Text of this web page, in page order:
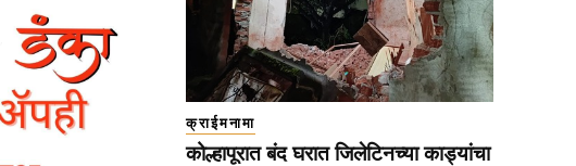
क्राईमनामा
कोल्हापूरात बंद घरात जिलेटिनच्या काड्यांचा